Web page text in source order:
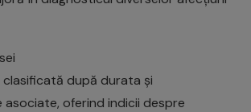
după durata și
oferind indicii despre